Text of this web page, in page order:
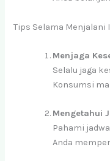
Tips Selama Menjalani
Menjaga
Selalu jaga
Konsumsi
Mengetahui
Pahami
Anda